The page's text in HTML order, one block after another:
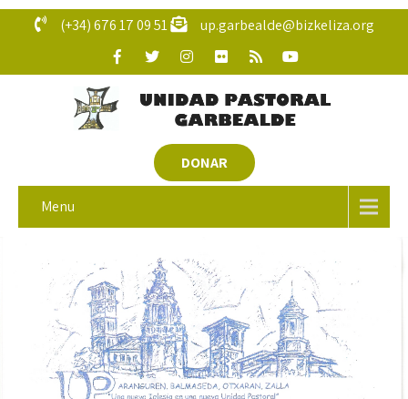
(+34) 676 17 09 51 up.garbealde@bizkeliza.org
DONAR
Menu